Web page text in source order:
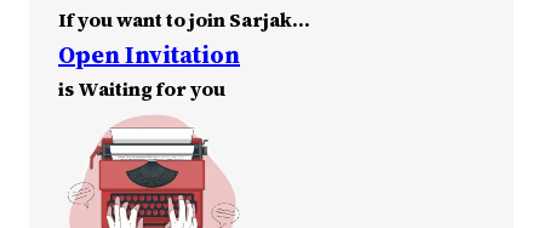
If you want to join Sarjak…
Open Invitation
is Waiting for you